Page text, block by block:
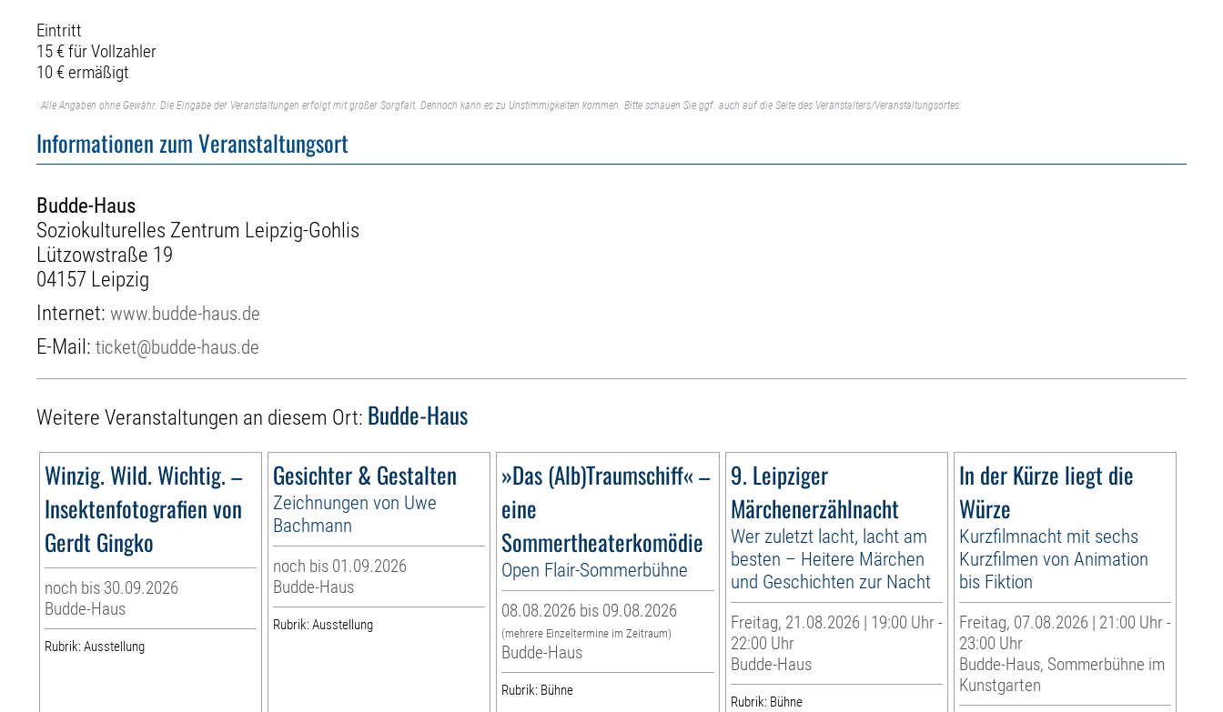
Eintritt
15 € für Vollzahler
10 € ermäßigt
Alle Angaben ohne Gewähr. Die Eingabe der Veranstaltungen erfolgt mit großer Sorgfalt. Dennoch kann es zu Unstimmigkeiten kommen. Bitte schauen Sie ggf. auch auf die Seite des Veranstalters/Veranstaltungsortes.
Informationen zum Veranstaltungsort
Budde-Haus
Soziokulturelles Zentrum Leipzig-Gohlis
Lützowstraße 19
04157 Leipzig
Internet:www.budde-haus.de
E-Mail:ticket@budde-haus.de
Weitere Veranstaltungen an diesem Ort: Budde-Haus
Winzig. Wild. Wichtig. –
Insektenfotografien von
Gerdt Gingko
noch bis 30.09.2026
Budde-Haus
Rubrik: Ausstellung
Gesichter & Gestalten
Zeichnungen von Uwe
Bachmann
noch bis 01.09.2026
Budde-Haus
Rubrik: Ausstellung
»Das (Alb)Traumschiff« –
eine
Sommertheaterkomödie
Open Flair-Sommerbühne
08.08.2026 bis 09.08.2026
(mehrere Einzeltermine im Zeitraum)
Budde-Haus
Rubrik: Bühne
9. Leipziger
Märchenerzählnacht
Wer zuletzt lacht, lacht am
besten – Heitere Märchen
und Geschichten zur Nacht
Freitag, 21.08.2026 | 19:00 Uhr -
22:00 Uhr
Budde-Haus
Rubrik: Bühne
In der Kürze liegt die
Würze
Kurzfilmnacht mit sechs
Kurzfilmen von Animation
bis Fiktion
Freitag, 07.08.2026 | 21:00 Uhr -
23:00 Uhr
Budde-Haus, Sommerbühne im
Kunstgarten